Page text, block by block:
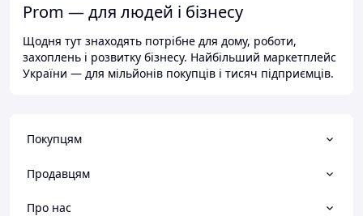
Prom — для людей і бізнесу
Щодня тут знаходять потрібне для дому, роботи,
захоплень і розвитку бізнесу. Найбільший маркетплейс
України — для мільйонів покупців і тисяч підприємців.
Покупцям
Продавцям
Про нас